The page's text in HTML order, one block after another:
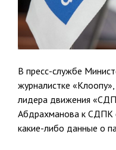
В пресс-службе
журналистке
лидера движения
Абдрахманова к СДПК
какие-либо данные о